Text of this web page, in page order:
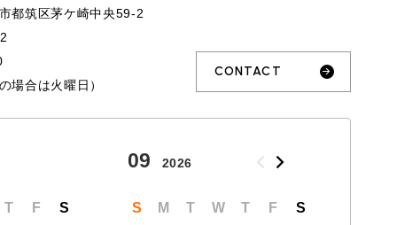
都筑区茅ケ崎中央59-2
場合は火曜日）
CONTACT
T F
S
09 2026
S M T W T F
S